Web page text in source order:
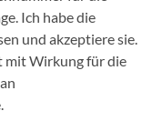
Ich habe die
und akzeptiere sie.
mit Wirkung für die